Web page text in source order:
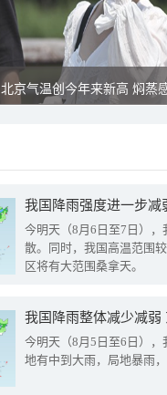
北京气温创今年来新高 焖蒸
今明天（8月6日至7日）
散。同时，我国高温范围
区将有大范围桑拿天。
我国降雨整体减少减弱
今明天（8月5日至6日）
地有中到大雨，局地暴雨